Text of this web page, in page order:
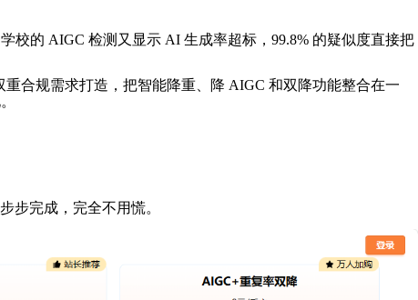
校的 AIGC 检测又显示 AI 生成率超标，99.8% 的疑似度直接把
合规需求打造，把智能降重、降 AIGC 和双降功能整合在一
步完成，完全不用慌。